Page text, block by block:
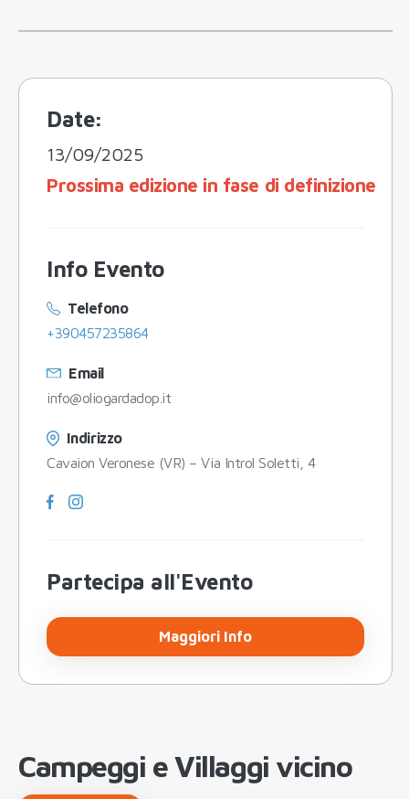
Date:
13/09/2025
Prossima edizione in fase di definizione
Info Evento
Telefono
+390457235864
Email
info@oliogardadop.it
Indirizzo
Cavaion Veronese (VR) – Via Introl Soletti, 4
Partecipa all'Evento
Maggiori Info
Campeggi e Villaggi vicino